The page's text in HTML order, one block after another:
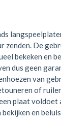
zenden. De
bekeken en
dus geen
van
of
plaat voldoet
bekijken en